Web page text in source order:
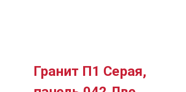
Гранит П1 Серая,